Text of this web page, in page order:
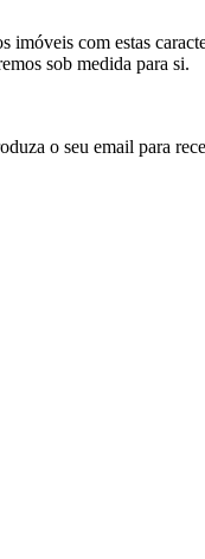
imóveis com estas
sob medida para si.
o seu email para